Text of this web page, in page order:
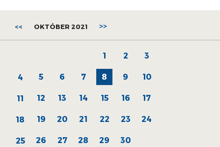
<< OKTÓBER 2021 >>
1 2 3
4 5 6 7 8 9 10
11 12 13 14 15 16 17
18 19 20 21 22 23 24
25 26 27 28 29 30